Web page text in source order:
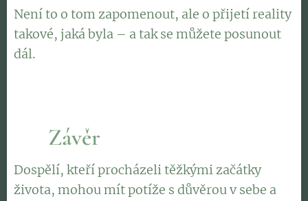
Není to o tom zapomenout, ale o přijetí reality
takové, jaká byla – a tak se můžete posunout
dál.
Závěr
Dospělí, kteří procházeli těžkými začátky
života, mohou mít potíže s důvěrou v sebe a